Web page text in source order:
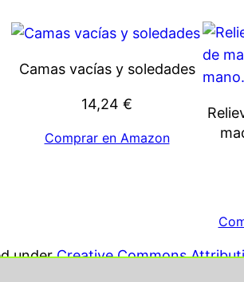
Camas vacías y soledades
14,24 €
Comprar en Amazon
underCreative Commons